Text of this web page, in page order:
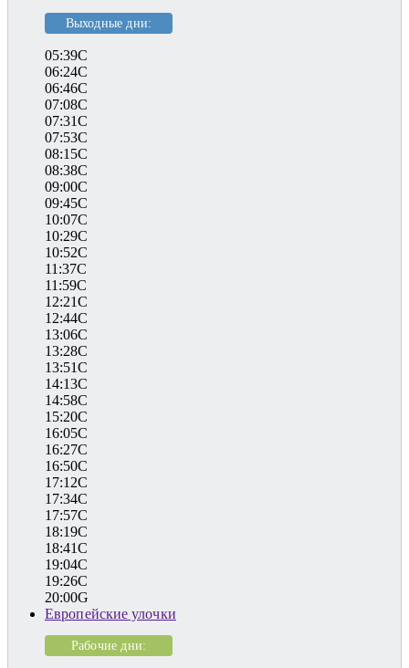
Выходные дни:
05:39C
06:24C
06:46C
07:08C
07:31C
07:53C
08:15C
08:38C
09:00C
09:45C
10:07C
10:29C
10:52C
11:37C
11:59C
12:21C
12:44C
13:06C
13:28C
13:51C
14:13C
14:58C
15:20C
16:05C
16:27C
16:50C
17:12C
17:34C
17:57C
18:19C
18:41C
19:04C
19:26C
20:00G
Европейские улочки
Рабочие дни: